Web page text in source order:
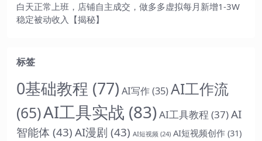
白天正常上班，店铺自主成交，做多多虚拟每月新增1-3W
稳定被动收入【揭秘】
标签
0基础教程 (77) AI写作(35)AI工作流
(65)AI工具实战 (83)AI工具教程 (37)AI
智能体 (43)AI漫剧 (43) AI短视频 (24) AI短视频创作 (31)